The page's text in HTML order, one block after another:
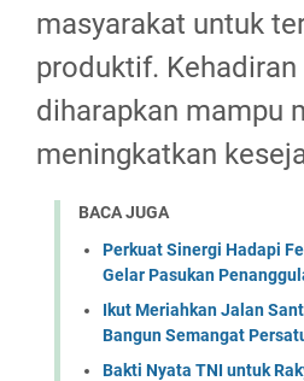
masyarakat untuk
produktif.
diharapkan mampu
meningkatkan
BACA JUGA
Perkuat Sinergi Hadapi
Gelar Pasukan
Ikut Meriahkan Jalan
Bangun Semangat
Bakti Nyata TNI untuk